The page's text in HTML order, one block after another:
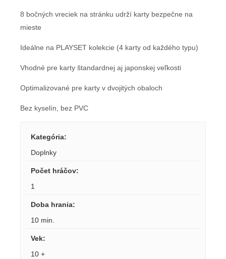
8 bočných vreciek na stránku udrží karty bezpečne na
mieste
Ideálne na PLAYSET kolekcie (4 karty od každého typu)
Vhodné pre karty štandardnej aj japonskej veľkosti
Optimalizované pre karty v dvojitých obaloch
Bez kyselín, bez PVC
Kategória:
Doplnky
Počet hráčov:
1
Doba hrania:
10 min.
Vek:
10 +